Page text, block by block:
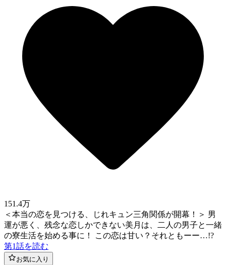
151.4万
＜本当の恋を見つける、じれキュン三角関係が開幕！＞ 男
運が悪く、残念な恋しかできない美月は、二人の男子と一緒
の寮生活を始める事に！ この恋は甘い？それともーー…!?
第1話を読む
お気に入り